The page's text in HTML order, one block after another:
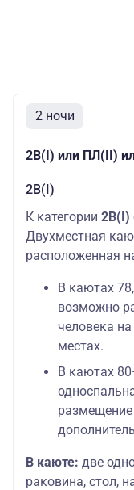
2 ночи
2В(I) или ПЛ(II)
2В(I)
К категории 2В(I)
Двухместная
расположенная
В каютах
возможно
человека
местах.
В каютах
размещение
В каюте: две
раковина, стол,